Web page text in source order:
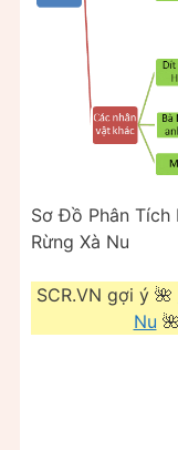
Sơ Đồ Phân Tích
Rừng Xà Nu
SCR.VN gợi ý 🌺
Nu